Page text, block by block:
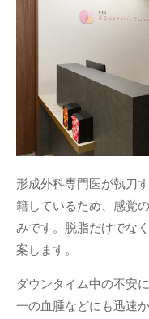
形成外科専門医が執刀
籍しているため、感覚
みです。脱脂だけでな
案します。
ダウンタイム中の不安
一の血腫などにも迅速